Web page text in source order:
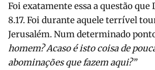
Foi exatamente essa a questão
8.17. Foi durante aquele terrível
Jerusalém. Num determinado
homem? Acaso é isto coisa de
abominações que fazem aqui?”